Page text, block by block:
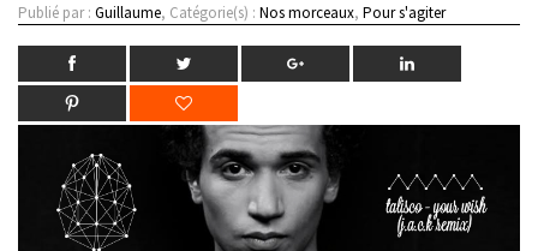
Publié par : Guillaume, Catégorie(s) : Nos morceaux, Pour s'agiter